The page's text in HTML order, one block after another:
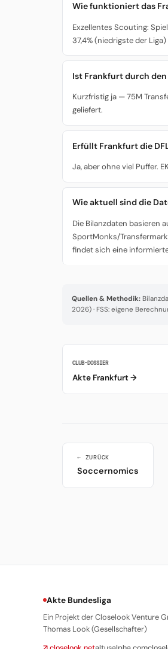
Wie funktioniert das
Exzellentes Scouting:
37,4% (niedrigste der
Ist Frankfurt durch
Kurzfristig ja — 75M
geliefert.
Erfüllt Frankfurt die
Ja, aber ohne viel Puffer.
Wie aktuell sind die
Die Bilanzdaten basieren
SportMonks/
findet sich eine
Quellen & Methodik:
2026) · FSS: eigene
CLUB-DOSSIER
Akte Frankfurt →
← ZURÜCK
Soccernomics
Akte Bundesliga
Ein Projekt der Closelook Venture
Thomas Look (Gesellschafter)